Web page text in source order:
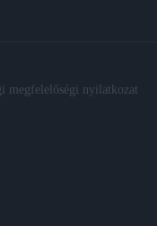
megfelelőségi nyilatkozat